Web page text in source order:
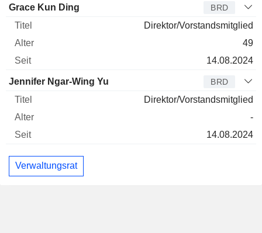
Grace Kun Ding BRD
Direktor/Vorstandsmitglied
49
14.08.2024
Jennifer Ngar-Wing Yu BRD
Direktor/Vorstandsmitglied
-
14.08.2024
Verwaltungsrat